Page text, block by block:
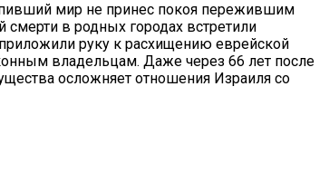
мир не принес покоя пережившим
в родных городах встретили
руку к расхищению еврейской
владельцам. Даже через 66 лет после
осложняет отношения Израиля со